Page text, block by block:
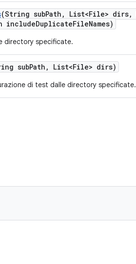
(String subPath , List<File> dirs,
includeDuplicateFileNames)
directory specificate.
subPath , List<File> dirs)
di test dalle directory specificate.